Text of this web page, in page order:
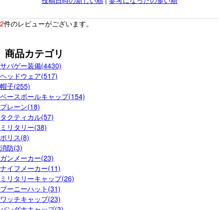
2件のレビューがございます。
商品カテゴリ
サバゲー装備(4430)
ヘッドウェア(517)
帽子(255)
ベースボールキャップ(154)
プレーン(18)
タクティカル(57)
ミリタリー(38)
ポリス(8)
消防(3)
ガンメーカー(23)
ナイフメーカー(11)
ミリタリーキャップ(26)
ブーニーハット(31)
ワッチキャップ(23)